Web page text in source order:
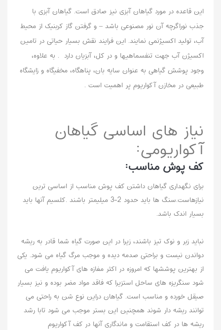
این قاعده در مورد گیاهان آبزی نیز صادق است. گیاهان آبزی با
جذب نوراگرچه آن نور مصنوعی باشد – و گرفتن گاز کربنیک از محیط
آب، تولید اکسیژنمی نمایند. این فرایند نقش بسیار حیاتی در تامین
اکسیژن آب جهت تنفسماهیها و در کل، آبزیان دارد . به علاوه،
وجود پوشش گیاهی به عنوان سایه بان، پناهگاه، مخفیگاه و زایشگاه
طبیعی در مخازن آکواریوم پر اهمیت است .
نیاز های اساسی گیاهان
آکواریومی:
کف پوش مناسب:
برای نگهداری گیاهان داشتن کف پوش مناسب از اساسی ترین
نیازهاست.سنگ ها باید حدود 2-3 میلیمتر باشند .کلسیم آنها باید
بسیار اندک باشد.
نباید زبر و نوک تیز باشند، زیرا در این صورت گیاه شما قادر به ریشه
دواندن نیست و براحتی صدمه دیده و موجب مرگ گیاه می شود. یکی
از بهترین پوششها که امروزه در اکثر مغازه های آکواریوم یافت می
شود سنگریزه های ساحل استزیرا که فاقد مواد مضر بوده و نیز بسیار
صیقل خورده و مناسب است. گیاهان دراین نوع شن به راحتی می
توانند ریشه دار شوند همچنین این بستر موجب می شود تابا رشد
ریشه ها در کف استقامت و ماندگاری آنها در کف آکواریوم